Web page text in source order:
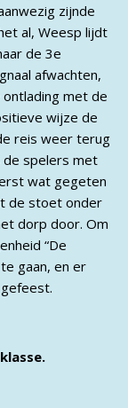
zijnde
al, Weesp lijdt
de 3e
afwachten,
met de
wijze de
reis weer terug
de spelers met
wat gegeten
de stoet onder
dorp door. Om
“De
gaan, en er